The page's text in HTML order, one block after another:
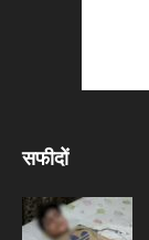
सफीदों